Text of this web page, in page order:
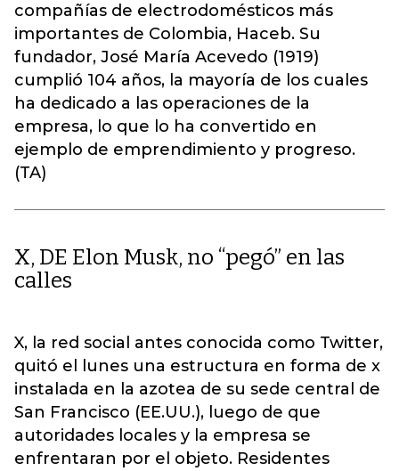
compañías de electrodomésticos más
importantes de Colombia, Haceb. Su
fundador, José María Acevedo (1919)
cumplió 104 años, la mayoría de los cuales
ha dedicado a las operaciones de la
empresa, lo que lo ha convertido en
ejemplo de emprendimiento y progreso.
(TA)
X, DE Elon Musk, no “pegó” en las
calles
X, la red social antes conocida como Twitter,
quitó el lunes una estructura en forma de x
instalada en la azotea de su sede central de
San Francisco (EE.UU.), luego de que
autoridades locales y la empresa se
enfrentaran por el objeto. Residentes